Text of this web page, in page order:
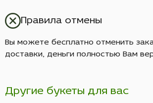
Правила отмены
Вы можете бесплатно отменить
доставки, деньги полностью Вам
Другие букеты для вас